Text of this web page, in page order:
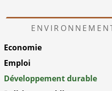
Economie
Emploi
Développement durable